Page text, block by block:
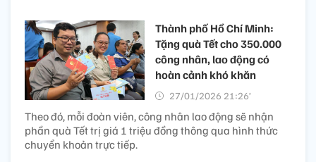
Thành phố Hồ Chí Minh:
Tặng quà Tết cho 350.000
công nhân, lao động có
hoàn cảnh khó khăn
27/01/2026 21:26’
Theo đó, mỗi đoàn viên, công nhân lao động sẽ nhận
phần quà Tết trị giá 1 triệu đồng thông qua hình thức
chuyển khoản trực tiếp.